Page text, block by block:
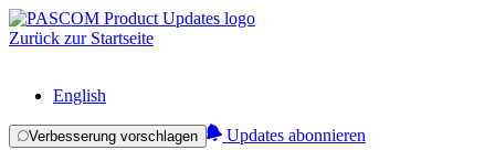
Zurück zur Startseite
English
Verbesserung vorschlagen Updates abonnieren